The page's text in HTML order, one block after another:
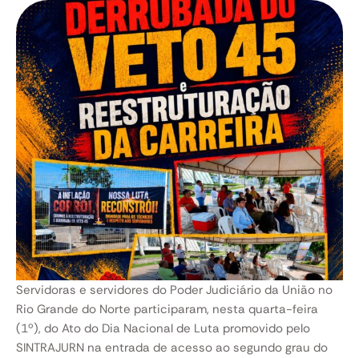
Servidoras e servidores do Poder Judiciário da União no
Rio Grande do Norte participaram, nesta quarta-feira
(1º), do Ato do Dia Nacional de Luta promovido pelo
SINTRAJURN na entrada de acesso ao segundo grau do